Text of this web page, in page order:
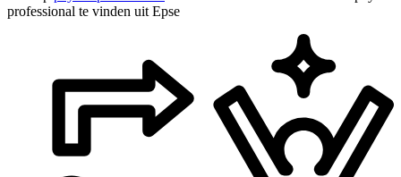
professional te vinden uit Epse